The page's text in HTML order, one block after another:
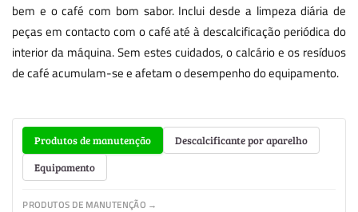
bem e o café com bom sabor. Inclui desde a limpeza diária de
peças em contacto com o café até à descalcificação periódica do
interior da máquina. Sem estes cuidados, o calcário e os resíduos
de café acumulam-se e afetam o desempenho do equipamento.
Produtos de manutenção
Descalcificante por aparelho
Equipamento
PRODUTOS DE MANUTENÇÃO →